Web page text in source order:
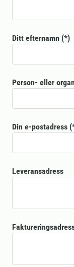
Ditt efternamn
Person- eller
Din e-postadress
Leveransadress